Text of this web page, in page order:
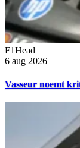
F1Head
6 aug 2026
Vasseur noemt